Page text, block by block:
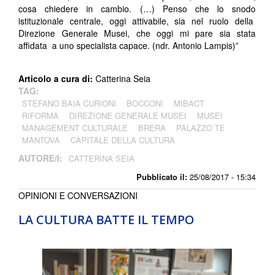
Pubblicato il: 25/08/2017 - 15:34
cosa chiedere in cambio. (…) Penso che lo snodo
istituzionale centrale, oggi attivabile, sia nel ruolo della
Direzione Generale Musei, che oggi mi pare sia stata
affidata a uno specialista capace. (ndr. Antonio Lampis)”
Articolo a cura di: Catterina Seia
TAG:
STEFANO BAIA CURIONI BOCCONI
MIBACT
RIFORMA
DIREZIONE GENERALE MUSEI
MUSEI
MANAGEMENT CULTURALE
BRERA
PALAZZO TE
MANTOVA
CAPITALE DELLA CULTURA
AUTORE/I: CATTERINA SEIA
LA CULTURA BATTE IL TEMPO
OPINIONI E CONVERSAZIONI